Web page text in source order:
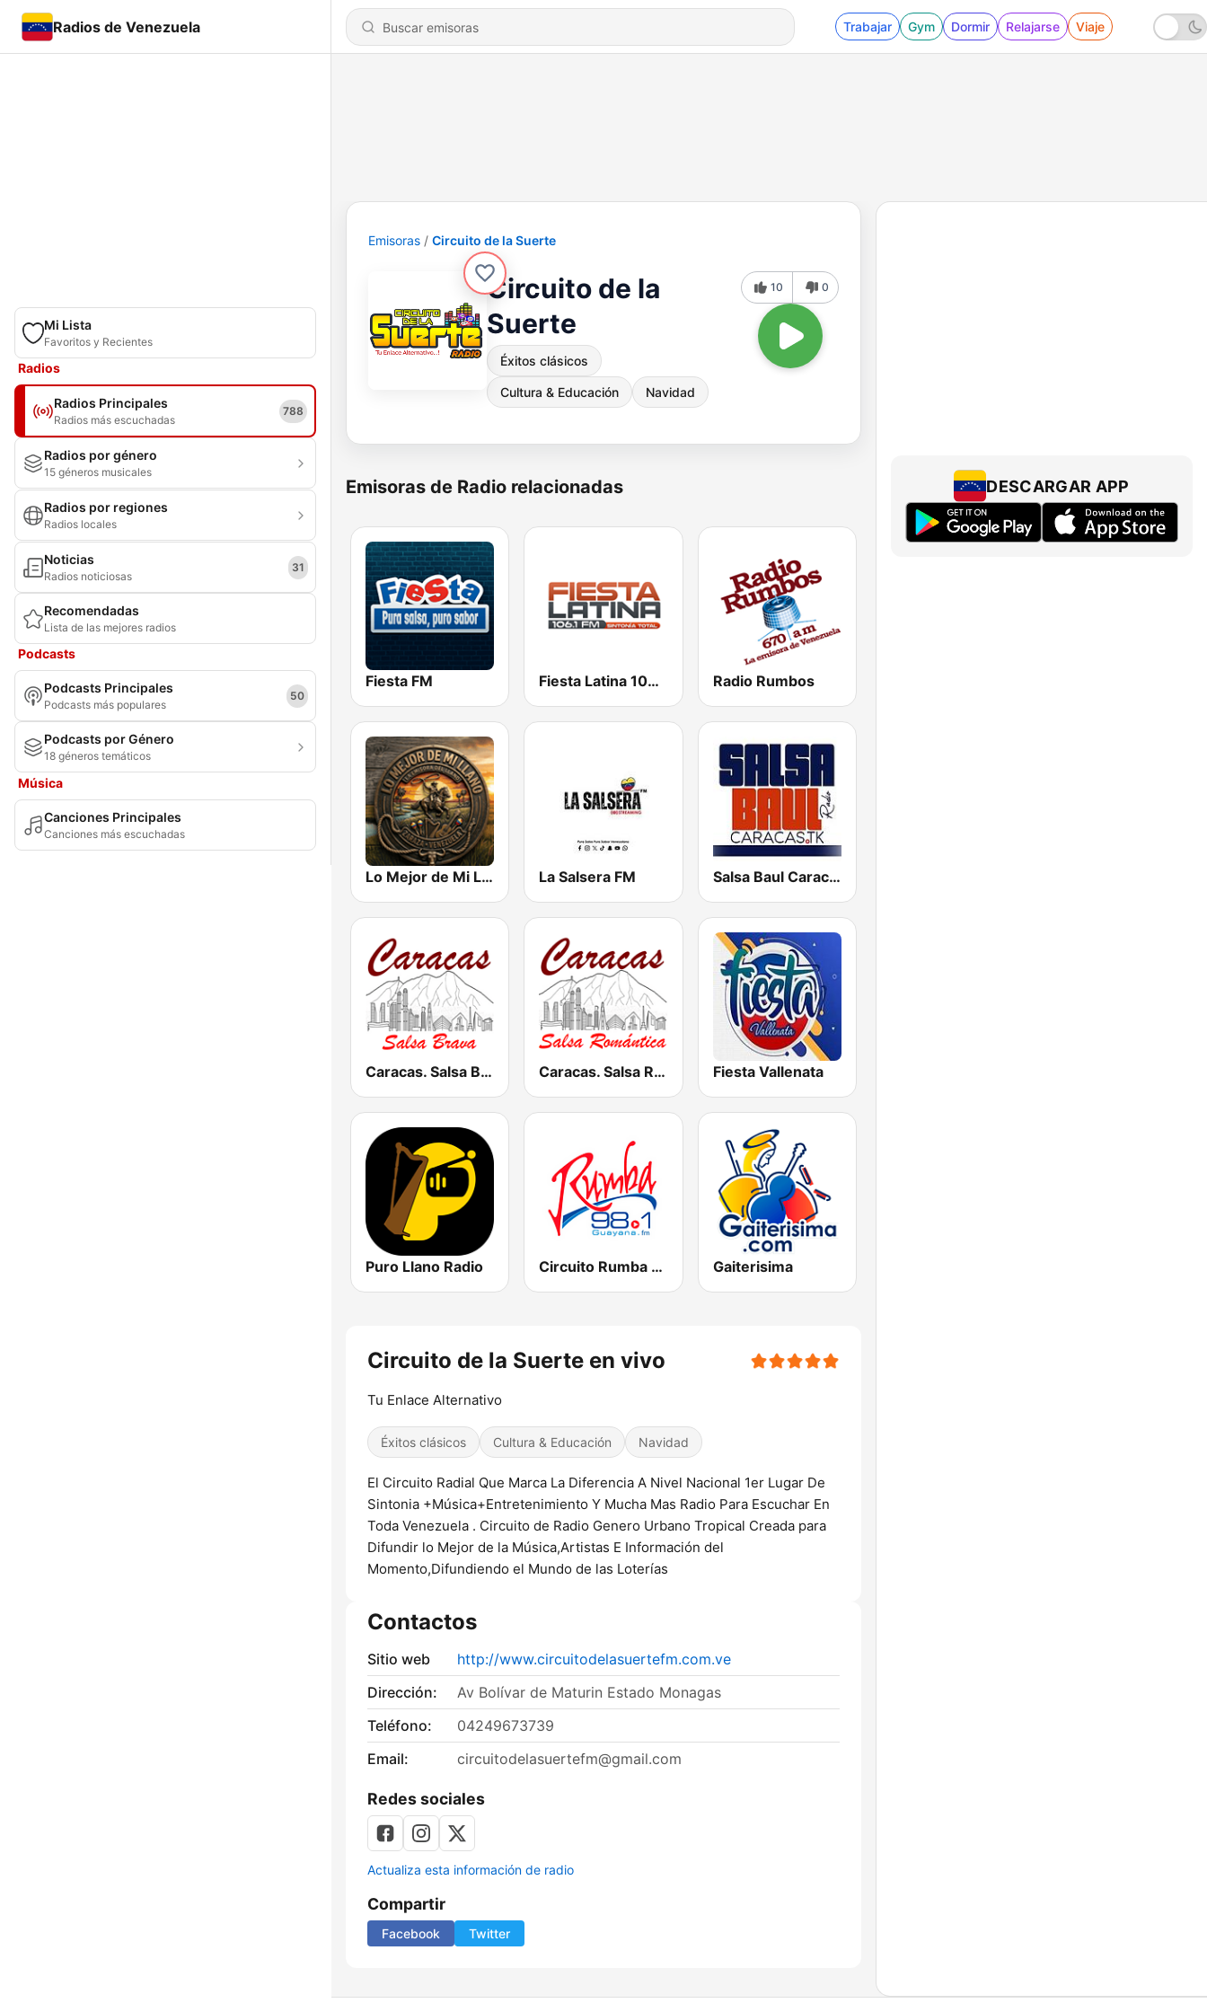
Radios de Venezuela Trabajar Gym Dormir Relajarse Viaje
Mi Lista
Favoritos y Recientes
Radios
Radios Principales
Radios más escuchadas
788
Radios por género
15 géneros musicales
Radios por regiones
Radios locales
Noticias
Radios noticiosas
31
Recomendadas
Lista de las mejores radios
Podcasts
Podcasts Principales
Podcasts más populares
50
Podcasts por Género
18 géneros temáticos
Música
Canciones Principales
Canciones más escuchadas
Emisoras Circuito de la Suerte
Circuito de la
Suerte
Éxitos clásicos
Cultura & Educación Navidad
10 0
Emisoras de Radio relacionadas
Fiesta FM Fiesta Latina 106.1 FM Radio Rumbos
Lo Mejor de Mi Llano La Salsera FM Salsa Baul Caracas Salsisima
Caracas. Salsa Brava... Caracas. Salsa Romántica Fiesta Vallenata
Puro Llano Radio Circuito Rumba - Guayana Gaiterisima
Circuito de la Suerte en vivo
Tu Enlace Alternativo
Éxitos clásicos Cultura & Educación Navidad
El Circuito Radial Que Marca La Diferencia A Nivel Nacional 1er Lugar De
Sintonia +Música+Entretenimiento Y Mucha Mas Radio Para Escuchar En
Toda Venezuela . Circuito de Radio Genero Urbano Tropical Creada para
Difundir lo Mejor de la Música,Artistas E Información del
Momento,Difundiendo el Mundo de las Loterías
Contactos
Sitio web
http://www.circuitodelasuertefm.com.ve
Dirección:
Av Bolívar de Maturin Estado Monagas
Teléfono:
04249673739
Email:
circuitodelasuertefm@gmail.com
Redes sociales
Actualiza esta información de radio
Compartir
Facebook Twitter
DESCARGAR APP